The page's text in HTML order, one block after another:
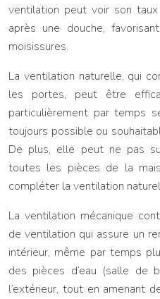
ventilation peut voir son
après une douche,
moisissures.
La ventilation naturelle, qui
les portes, peut être
particulièrement par temps
toujours possible ou
De plus, elle peut ne pas
toutes les pièces de la
compléter la ventilation
La ventilation mécanique
de ventilation qui assure un
intérieur, même par temps
des pièces d’eau (salle de
l’extérieur, tout en amenant